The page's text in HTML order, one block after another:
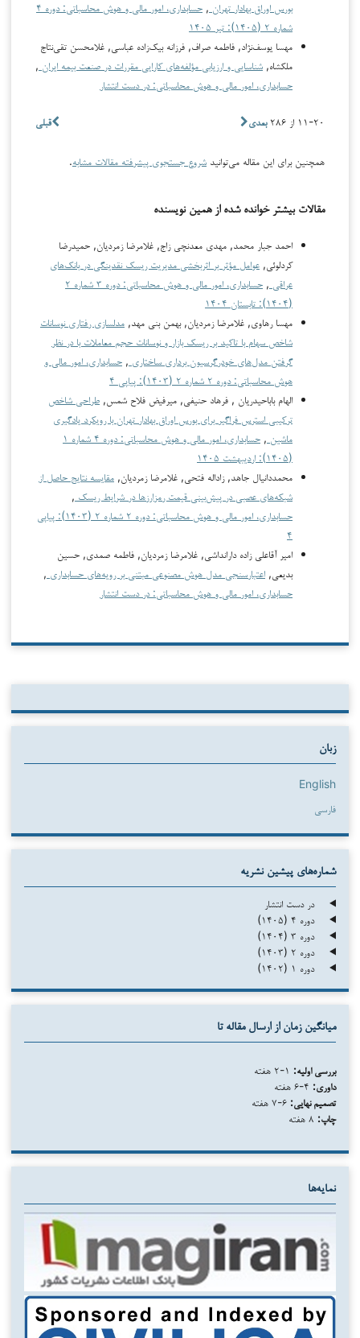
بورس اوراق بهادار تهران ,
حسابداری، امور مالی و هوش محاسباتی: دوره ۴
شماره ۲ (۱۴۰۵): تیر ۱۴۰۵
مهسا یوسف‌نژاد, فاطمه صراف, فرزانه بیک‌زاده عباسی, غلامحسن تقی‌نتاج
ملکشاه, شناسایی و ارزیابی مؤلفه‌های کارایی مقررات در صنعت بیمه ایران ,
حسابداری، امور مالی و هوش محاسباتی: در دست انتشار
قبلی ۱۱-۲۰ از ۲۸۶ بعدی
همچنین برای این مقاله می‌توانید شروع جستجوی پیشرفته مقالات مشابه.
مقالات بیشتر خوانده شده از همین نویسنده
احمد جبار محمد, مهدی معدنچی زاج, غلامرضا زمردیان, حمیدرضا
کردلوئی, عوامل مؤثر بر اثربخشی مدیریت ریسک نقدینگی در بانک‌های
عراقی ,
حسابداری، امور مالی و هوش محاسباتی: دوره ۳ شماره ۲
(۱۴۰۴): تابستان ۱۴۰۴
مهسا رهاوی, غلامرضا زمردیان, بهمن بنی مهد, مدلسازی رفتاری نوسانات
شاخص سهام با تاکید بر ریسک بازار و نوسانات حجم معاملات با در نظر
گرفتن مدل‌های خودرگرسیون برداری ساختاری , حسابداری، امور مالی و
هوش محاسباتی: دوره ۲ شماره ۲ (۱۴۰۳): پیاپی ۴
الهام باباحیدریان , فرهاد حنیفی, میرفیض فلاح شمس, طراحی شاخص
ترکیبی استرس فراگیر برای بورس اوراق بهادار تهران با رویکرد یادگیری
ماشین ,
حسابداری، امور مالی و هوش محاسباتی: دوره ۴ شماره ۱
(۱۴۰۵): اردیبهشت ۱۴۰۵
محمددانیال جاهد, زاداله فتحی, غلامرضا زمردیان, مقایسه نتایج حاصل از
شبکه‌های عصبی در پیش‌بینی قیمت رمزارزها در شرایط ریسک ,
حسابداری، امور مالی و هوش محاسباتی: دوره ۲ شماره ۲ (۱۴۰۳): پیاپی
۴
امیر آقاعلی زاده دارانداشی, غلامرضا زمردیان, فاطمه صمدی, حسین
بدیعی, اعتبارسنجی مدل هوش مصنوعی مبتنی بر رویه‌های حسابداری ,
حسابداری، امور مالی و هوش محاسباتی: در دست انتشار
زبان
English
فارسی
شماره‌های پیشین نشریه
در دست انتشار
دوره ۴ (۱۴۰۵)
دوره ۳ (۱۴۰۴)
دوره ۲ (۱۴۰۳)
دوره ۱ (۱۴۰۲)
میانگین زمان از ارسال مقاله تا
بررسی اولیه:
داوری:
تصمیم نهایی:
چاپ:
نمایه‌ها